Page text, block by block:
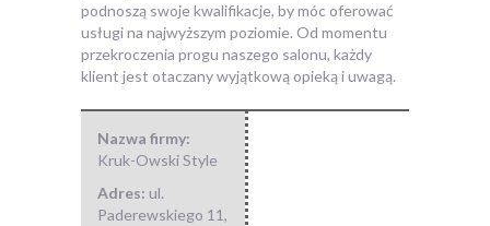
podnoszą swoje kwalifikacje, by móc oferować
usługi na najwyższym poziomie. Od momentu
przekroczenia progu naszego salonu, każdy
klient jest otaczany wyjątkową opieką i uwagą.
Nazwa firmy:
Kruk-Owski Style
Adres: ul.
Paderewskiego 11,